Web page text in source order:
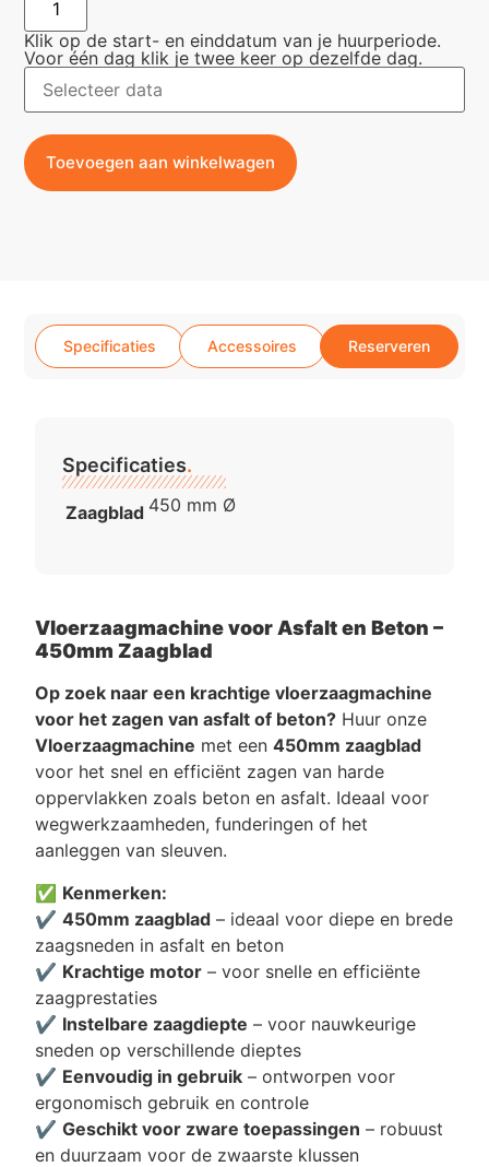
Klik op de start- en einddatum van je huurperiode.
Voor één dag klik je twee keer op dezelfde dag.
Toevoegen aan winkelwagen
Specificaties Accessoires Reserveren
Vloerzaagmachine voor Asfalt en Beton –
450mm Zaagblad
Op zoek naar een krachtige vloerzaagmachine
voor het zagen van asfalt of beton? Huur onze
Vloerzaagmachine met een450mm zaagblad
voor het snel en efficiënt zagen van harde
oppervlakken zoals beton en asfalt. Ideaal voor
wegwerkzaamheden, funderingen of het
aanleggen van sleuven.
✅ Kenmerken:
✔️450mm zaagblad – ideaal voor diepe en brede
zaagsneden in asfalt en beton
✔️ Krachtige motor – voor snelle en efficiënte
zaagprestaties
✔️ Instelbare zaagdiepte – voor nauwkeurige
sneden op verschillende dieptes
✔️ Eenvoudig in gebruik – ontworpen voor
ergonomisch gebruik en controle
✔️Geschikt voor zware toepassingen – robuust
en duurzaam voor de zwaarste klussen
Specificaties.
Zaagblad 450 mm Ø